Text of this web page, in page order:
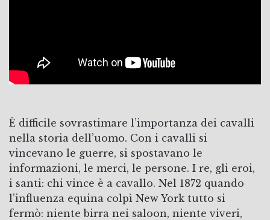
È difficile sovrastimare l’importanza dei cavalli
nella storia dell’uomo. Con i cavalli si
vincevano le guerre, si spostavano le
informazioni, le merci, le persone. I re, gli eroi,
i santi: chi vince è a cavallo. Nel 1872 quando
l’influenza equina colpì New York tutto si
fermò: niente birra nei saloon, niente viveri,